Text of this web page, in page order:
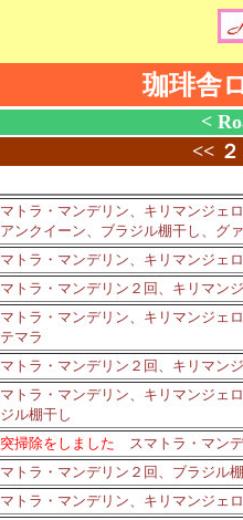
珈琲舎
<
<<
トラ・マンデリン、キリマンジェ
ンクイーン、ブラジル棚干し、グ
トラ・マンデリン、キリマンジェ
トラ・マンデリン２回、キリマン
トラ・マンデリン、キリマンジェ
マラ
トラ・マンデリン２回、キリマン
トラ・マンデリン、キリマンジェ
ル棚干し
掃除をしました スマトラ・マン
トラ・マンデリン２回、ブラジル
トラ・マンデリン、キリマンジェ